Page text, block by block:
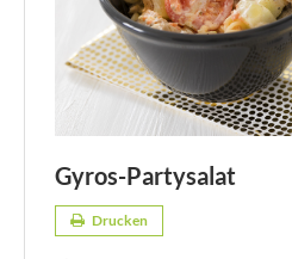
Gyros-Partysalat
Drucken